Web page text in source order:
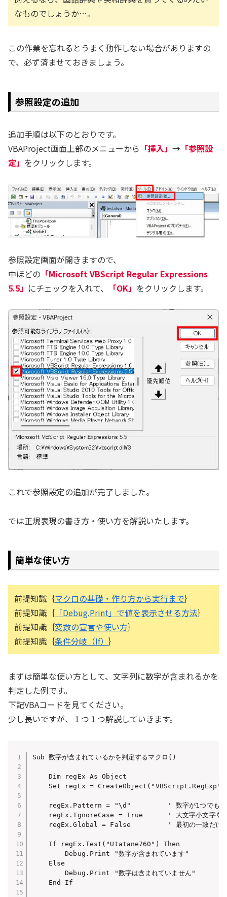
なものでしょうか…。
この作業を忘れるとうまく動作しない場合がありますの
で、必ず済ませておきましょう。
参照設定の追加
追加手順は以下のとおりです。
VBAProject画面上部のメニューから 「挿入」 → 「参照設
定」 をクリックします。
参照設定画面が開きますので、
中ほどの 「Microsoft VBScript Regular Expressions
5.5」 にチェックを入れて、 「OK」 をクリックします。
これで参照設定の追加が完了しました。
では正規表現の書き方・使い方を解説いたします。
簡単な使い方
前提知識｛マクロの基礎・作り方から実行まで｝
前提知識｛ 「Debug.Print」で値を表示させる方法｝
前提知識｛変数の宣言や使い方｝
前提知識｛条件分岐（If） ｝
まずは簡単な使い方として、文字列に数字が含まれるかを
判定した例です。
下記VBAコードを見てください。
少し長いですが、１つ１つ解説していきます。
Sub 数字が含まれているかを判定するマクロ()
    Dim regEx As Object
    Set regEx = CreateObject("VBScript.RegExp")
regEx.Pattern = "\d"         ' 数字が1つでも含
regEx.IgnoreCase = True      ' 大文字小文字を
regEx.Global = False         ' 最初の一致だけ
    If regEx.Test("Utatane760") Then
        Debug.Print "数字が含まれています"
    Else
        Debug.Print "数字は含まれていません"
    End If